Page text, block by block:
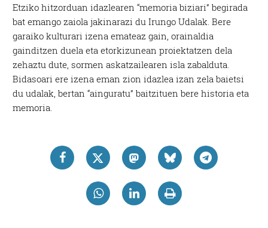
Etziko hitzorduan idazlearen “memoria biziari” begirada
bat emango zaiola jakinarazi du Irungo Udalak. Bere
garaiko kulturari izena emateaz gain, orainaldia
gainditzen duela eta etorkizunean proiektatzen dela
zehaztu dute, sormen askatzailearen isla zabalduta.
Bidasoari ere izena eman zion idazlea izan zela baietsi
du udalak, bertan “ainguratu” baitzituen bere historia eta
memoria.